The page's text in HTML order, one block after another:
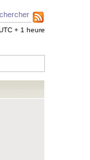
+ 1 heure